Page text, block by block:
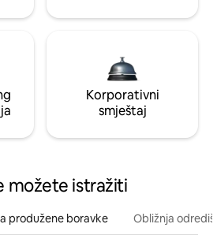
Korporativni
smještaj
možete istražiti
produžene boravke Obližnja